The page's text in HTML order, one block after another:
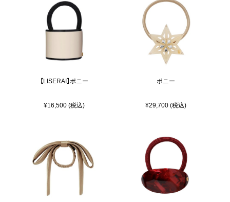
【LISERAI】ポニー
¥16,500 (税込)
ポニー
¥29,700 (税込)